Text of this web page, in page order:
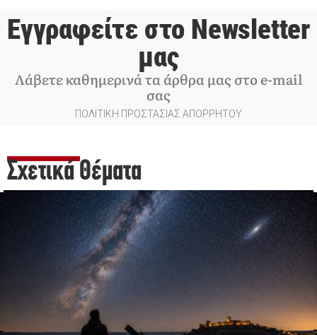
Εγγραφείτε στο Newsletter
μας
Λάβετε καθημερινά τα άρθρα μας στο e-mail
σας
ΠΟΛΙΤΙΚΗ ΠΡΟΣΤΑΣΙΑΣ ΑΠΟΡΡΗΤΟΥ
Σχετικά Θέματα